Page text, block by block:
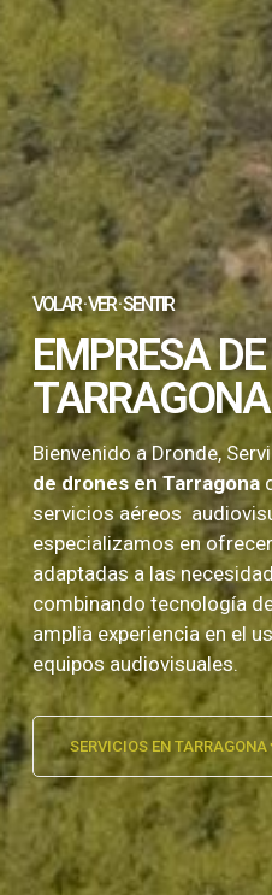
VOLAR · VER · SENTIR
EMPRESA
TARRAGONA
Bienvenido a Dronde,
de drones en Tarragona
servicios aéreos
especializamos en
adaptadas a las
combinando tecnología
amplia experiencia en el
equipos audiovisuales.
SERVICIOS EN TARRAGONA